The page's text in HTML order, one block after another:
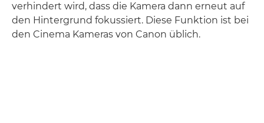
verhindert wird, dass die Kamera dann erneut auf
den Hintergrund fokussiert. Diese Funktion ist bei
den Cinema Kameras von Canon üblich.